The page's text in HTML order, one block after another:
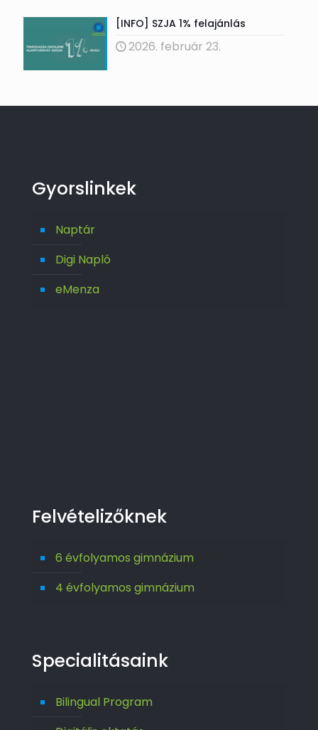
[INFO] SZJA 1% felajánlás
2026. február 23.
Gyorslinkek
Naptár
Digi Napló
eMenza
Felvételizőknek
6 évfolyamos gimnázium
4 évfolyamos gimnázium
Specialitásaink
Bilingual Program